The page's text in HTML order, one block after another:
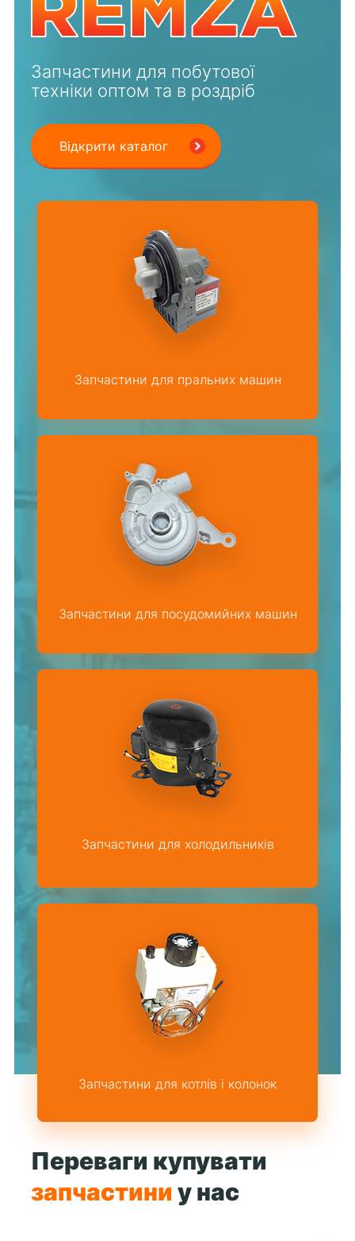
Запчастини для побутової
техніки оптом та в роздріб
Відкрити каталог
Запчастини для пральних машин
Запчастини для посудомийних машин
Запчастини для холодильників
Запчастини для котлів і колонок
Переваги купувати
запчастиниу нас